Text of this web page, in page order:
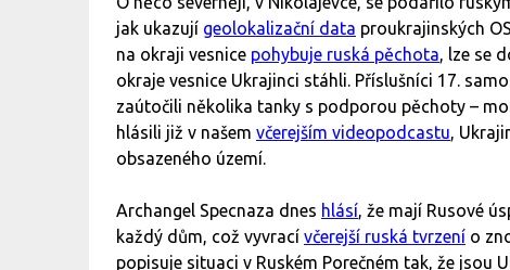
jak ukazují geolokalizační data proukrajinských
na okraji vesnice pohybuje ruská pěchota, lze se
okraje vesnice Ukrajinci stáhli. Příslušníci 17.
zaútočili několika tanky s podporou pěchoty –
hlásili již v našem včerejším videopodcastu,
obsazeného území.
Archangel Specnaza dnes hlásí, že mají Rusové
každý dům, což vyvrací včerejší ruská tvrzení o
popisuje situaci v Ruském Porečném tak, že jsou